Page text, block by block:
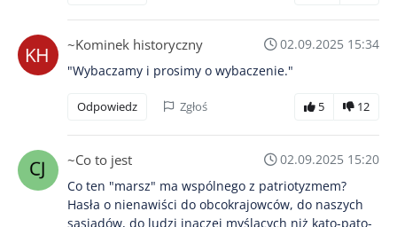
~Kominek historyczny
02.09.2025 15:34
"Wybaczamy i prosimy o wybaczenie."
Odpowiedz Zgłoś 5 12
~Co to jest
02.09.2025 15:20
Co ten "marsz" ma wspólnego z patriotyzmem?
Hasła o nienawiści do obcokrajowców, do naszych
sąsiadów, do ludzi inaczej myślących niż kato-pato-